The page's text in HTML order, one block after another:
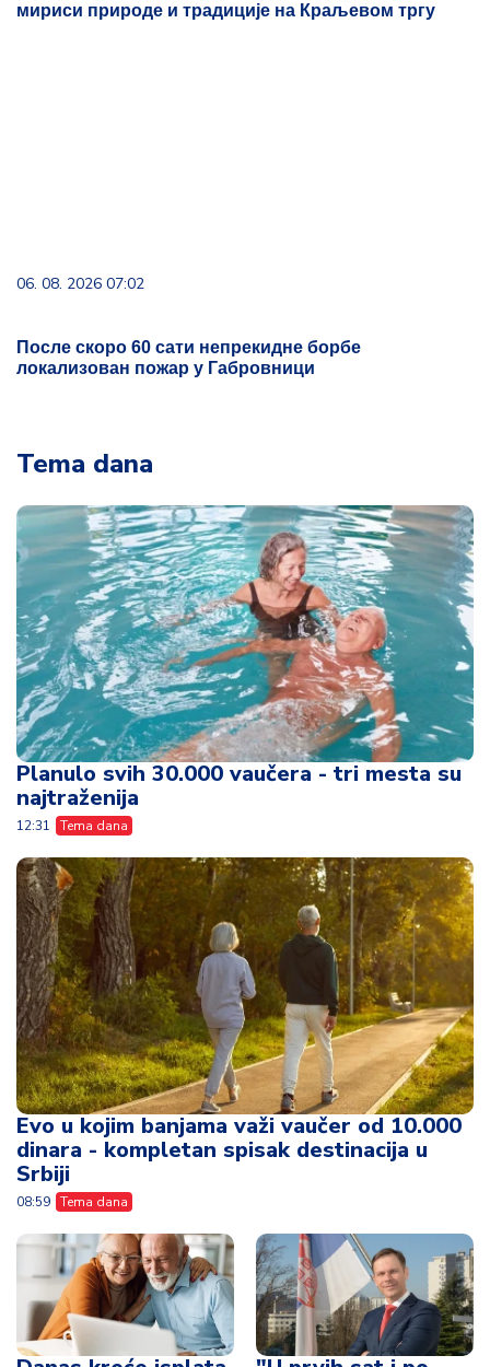
мириси природе и традиције на Краљевом тргу
Planulo svih 30.000 vaučera - tri mesta su
najtraženija
12:31 Tema dana
Evo u kojim banjama važi vaučer od 10.000
dinara - kompletan spisak destinacija u
Srbiji
08:59 Tema dana
Danas kreće isplata
penzija - jedna
grupa građana prva
dobija novac
Tema dana
"U prvih sat i po
turističke vaučere
za penzionere"
10:33 Tema dana